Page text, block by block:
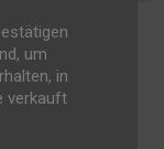
um
in
verkauft